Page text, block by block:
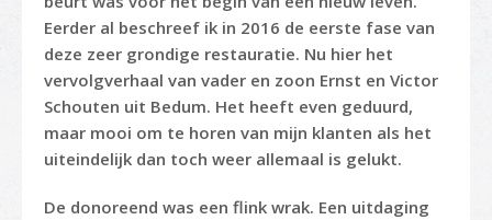
Eerder al beschreef ik in 2016 de eerste fase van
deze zeer grondige restauratie. Nu hier het
vervolgverhaal van vader en zoon Ernst en Victor
Schouten uit Bedum. Het heeft even geduurd,
maar mooi om te horen van mijn klanten als het
uiteindelijk dan toch weer allemaal is gelukt.
De donoreend was een flink wrak. Een uitdaging